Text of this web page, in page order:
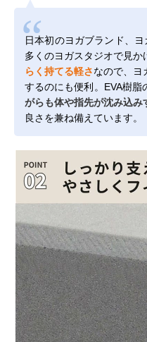
日本初のヨガブランド、ヨ
多くのヨガスタジオで見か
らく持てる軽さなので、ヨ
するのにも便利。EVA樹脂
がらも体や指先が沈み込み
良さを兼ね備えています。